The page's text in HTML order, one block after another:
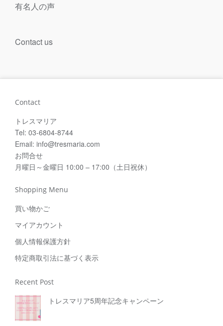
有名人の声
Contact us
Contact
トレスマリア
Tel: 03-6804-8744
Email: info@tresmaria.com
お問合せ
月曜日～金曜日 10:00 – 17:00（土日祝休）
Shopping Menu
買い物かご
マイアカウント
個人情報保護方針
特定商取引法に基づく表示
Recent Post
トレスマリア5周年記念キャンペーン